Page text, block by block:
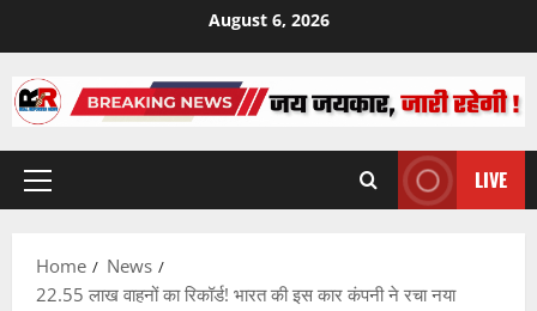
content
August 6, 2026
Primary
LIVE
Home
News
22.55 लाख वाहनों का रिकॉर्ड! भारत की इस कार कंपनी ने रचा नया